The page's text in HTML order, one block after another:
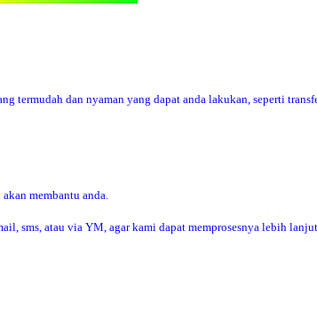
termudah dan nyaman yang dapat anda lakukan, seperti
membantu anda.
sms, atau via YM, agar kami dapat memprosesnya lebih